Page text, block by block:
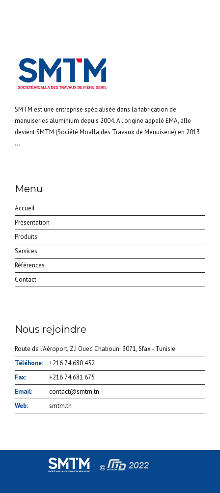
SMTM est une entreprise spécialisée dans la fabrication de
menuiseries aluminium depuis 2004. A l’origine appelé EMA, elle
devient SMTM (Société Moalla des Travaux de Menuiserie) en 2013
...
Menu
Accueil
Présentation
Produits
Services
Références
Contact
Nous rejoindre
Route de l’Aéroport, Z.I Oued Chabouni 3071, Sfax - Tunisie
Téléhone:
+216 74 680 452
Fax:
+216 74 681 675
Email:
contact@smtm.tn
Web:
smtm.tn